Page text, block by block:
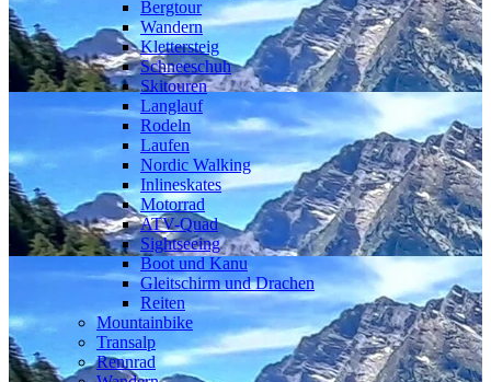
Bergtour
Wandern
Klettersteig
Schneeschuh
Skitouren
Langlauf
Rodeln
Laufen
Nordic Walking
Inlineskates
Motorrad
ATV-Quad
Sightseeing
Boot und Kanu
Gleitschirm und Drachen
Reiten
Mountainbike
Transalp
Rennrad